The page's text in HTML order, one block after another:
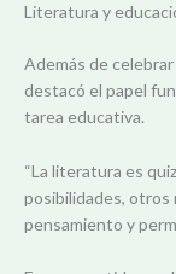
Literatura y
Además de
destacó el papel
tarea educativa.
“La literatura es
posibilidades, otros
pensamiento y